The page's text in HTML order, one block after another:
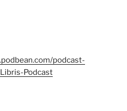
podcast-
Podcast